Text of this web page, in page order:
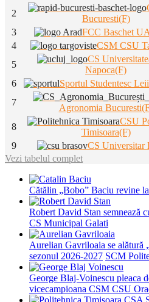
2
Bucuresti(F)
3
FCC Baschet
4
CSM CSU
5
CS
Napoca(F)
6
Sportul Studentesc
7
Agronomia
8
CSU
Timisoara(F)
9
CS Universitar
Vezi tabelul complet
Cătălin „Bobo” Baciu revine
Robert David Stan semnează
CS Municipal Galati
Aurelian Gavriloaia se alătură
sezonul 2026-2027 SCM
George Blaj-Voinescu pleaca
vicecampioana CSM CSU